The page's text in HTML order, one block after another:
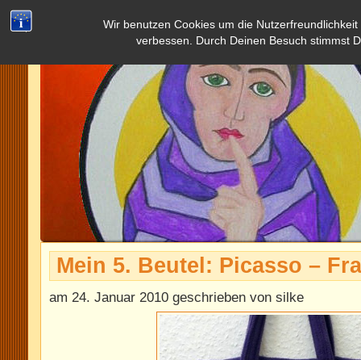
Wir benutzen Cookies um die
verbessen. Durch Deinen Besuch stimmst
Mein 5. Beutel: Picasso –
am 24. Januar 2010 geschrieben von silke